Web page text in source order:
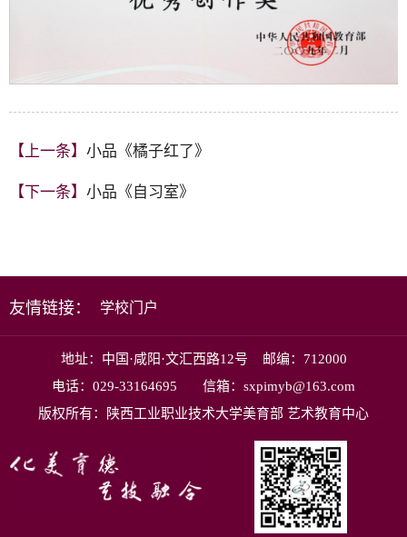
【上一条】 小品《橘子红了》
【下一条】 小品《自习室》
友情链接： 学校门户
地址：中国·咸阳·文汇西路12号 邮编：712000
电话：029-33164695 信箱：sxpimyb@163.com
版权所有：陕西工业职业技术大学美育部 艺术教育中心